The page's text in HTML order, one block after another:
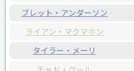
ブレット・アンダーソン
ライアン・マクマホン
タイラー・メーリ